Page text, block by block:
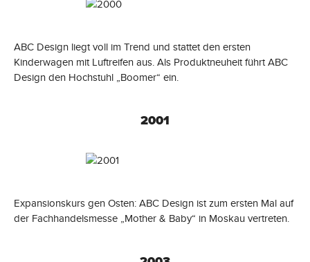
ABC Design liegt voll im Trend und stattet den ersten
Kinderwagen mit Luftreifen aus. Als Produktneuheit führt ABC
Design den Hochstuhl „Boomer“ ein.
2001
Expansionskurs gen Osten: ABC Design ist zum ersten Mal auf
der Fachhandelsmesse „Mother & Baby“ in Moskau vertreten.